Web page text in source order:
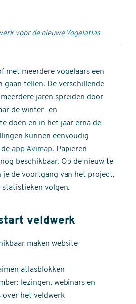
voor de nieuwe Vogelatlas
met meerdere vogelaars een
gaan tellen. De verschillende
jaren spreiden door
de winter- en
doen en in het jaar erna de
kunnen eenvoudig
app Avimap. Papieren
beschikbaar. Op de nieuw te
je de voortgang van het project,
statistieken volgen.
veldwerk
maken website
atlasblokken
lezingen, webinars en
het veldwerk